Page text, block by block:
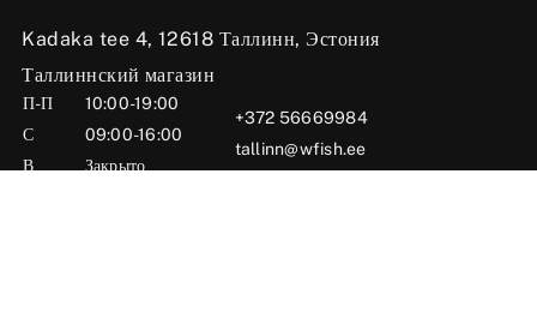
Kadaka tee 4, 12618 Таллинн, Эстония
Таллиннский магазин
П-П
10:00-19:00
С
09:00-16:00
В
Закрыто
+372 56669984
tallinn@wfish.ee